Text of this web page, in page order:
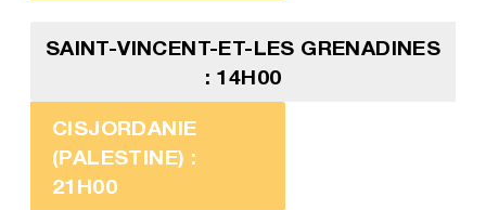
SAINT-VINCENT-ET-LES GRENADINES
: 14H00
CISJORDANIE
(PALESTINE) :
21H00